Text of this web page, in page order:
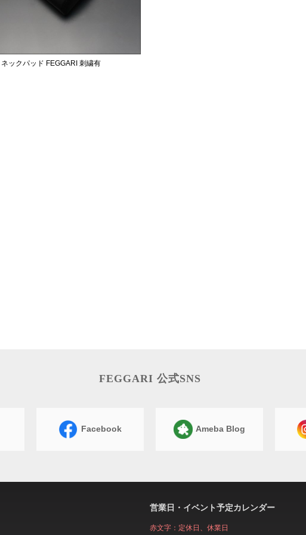
ネックパッド FEGGARI 刺繍有
FEGGARI 公式SNS
Facebook Ameba Blog
営業日・イベント予定カレンダー
赤文字：定休日、休業日